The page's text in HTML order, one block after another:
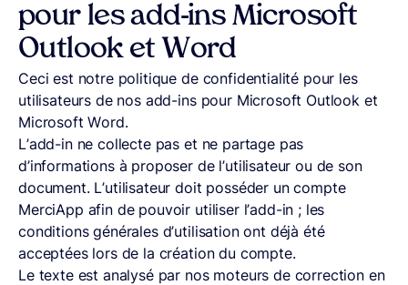
pour les add-ins Microsoft
Outlook et Word
Ceci est notre politique de confidentialité pour les
utilisateurs de nos add-ins pour Microsoft Outlook et
Microsoft Word.
L’add-in ne collecte pas et ne partage pas
d’informations à proposer de l’utilisateur ou de son
document. L’utilisateur doit posséder un compte
MerciApp afin de pouvoir utiliser l’add-in ; les
conditions générales d’utilisation ont déjà été
acceptées lors de la création du compte.
Le texte est analysé par nos moteurs de correction en